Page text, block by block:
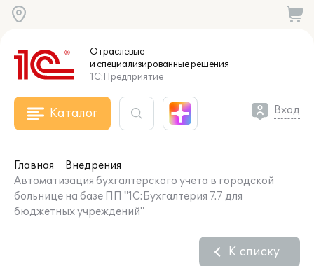
Отраслевые
и специализированныерешения
1С:Предприятие
Каталог Вход
Главная
Внедрения
Автоматизация бухгалтерского учета в городской
больнице на базе ПП "1С:Бухгалтерия 7.7 для
бюджетных учреждений"
К списку